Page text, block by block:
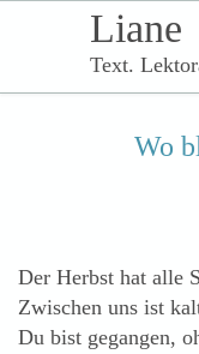
Liane Hein
Liane
Text.
Wo
Der Herbst hat alle
Zwischen uns ist
Du bist gegangen,